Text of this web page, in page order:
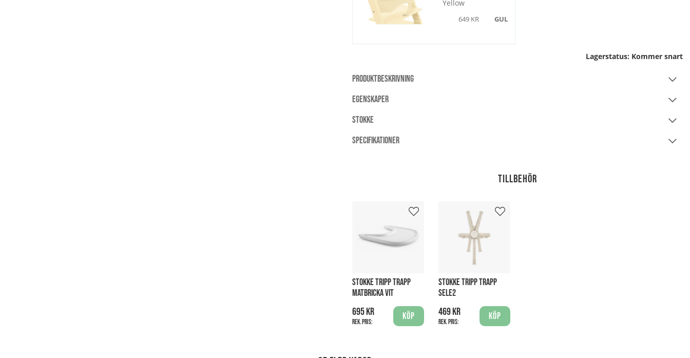
Yellow
649 KR GUL
Lagerstatus: Kommer snart
PRODUKTBESKRIVNING
EGENSKAPER
STOKKE
SPECIFIKATIONER
Tillbehör
STOKKE TRIPP TRAPP
MATBRICKA VIT
695 kr
Rek. pris:
Köp
STOKKE TRIPP TRAPP
SELE2
469 kr
Rek. pris:
Köp